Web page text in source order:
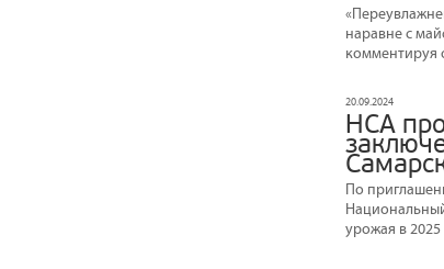
наравне с
комментируя
20.09.2024
НСА
По
урожая в 2025